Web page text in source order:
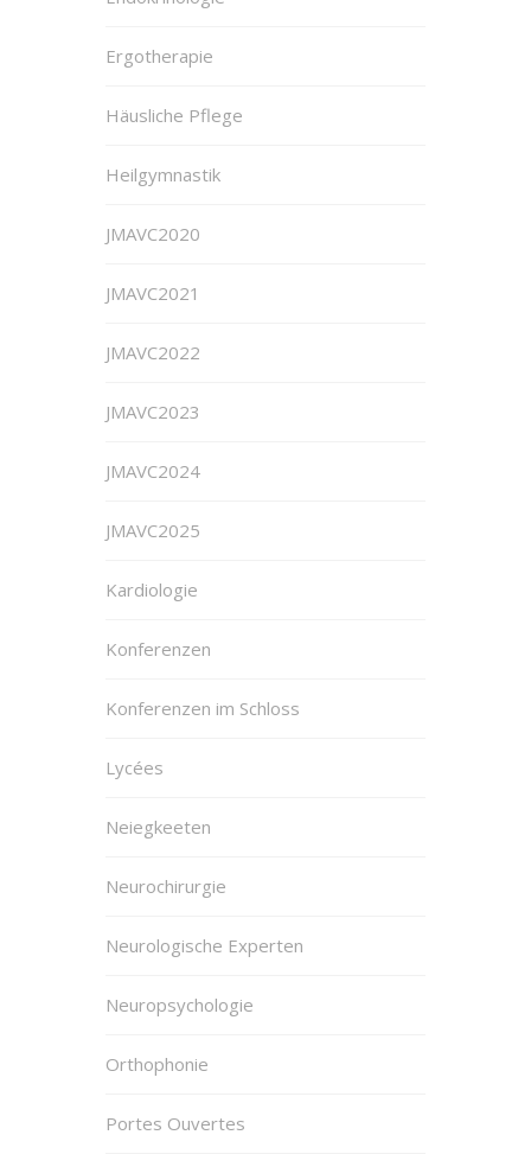
Ergotherapie
Häusliche Pflege
Heilgymnastik
JMAVC2020
JMAVC2021
JMAVC2022
JMAVC2023
JMAVC2024
JMAVC2025
Kardiologie
Konferenzen
Konferenzen im Schloss
Lycées
Neiegkeeten
Neurochirurgie
Neurologische Experten
Neuropsychologie
Orthophonie
Portes Ouvertes